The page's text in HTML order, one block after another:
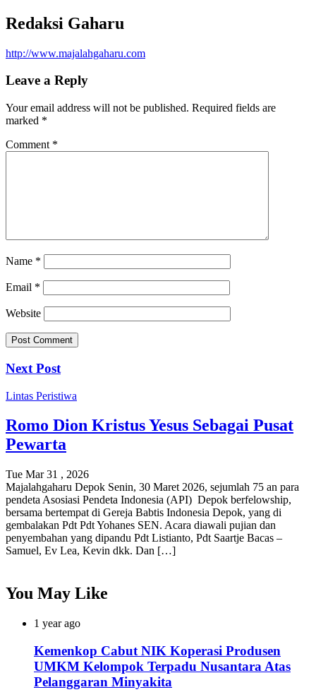
Redaksi Gaharu
http://www.majalahgaharu.com
Leave a Reply
Your email address will not be published. Required fields are
marked *
Comment *
Name *
Email *
Website
Next Post
Lintas Peristiwa
Romo Dion Kristus Yesus Sebagai Pusat
Pewarta
Tue Mar 31 , 2026
Majalahgaharu Depok Senin, 30 Maret 2026, sejumlah 75 an para
pendeta Asosiasi Pendeta Indonesia (API) Depok berfelowship,
bersama bertempat di Gereja Babtis Indonesia Depok, yang di
gembalakan Pdt Pdt Yohanes SEN. Acara diawali pujian dan
penyembahan yang dipandu Pdt Listianto, Pdt Saartje Bacas –
Samuel, Ev Lea, Kevin dkk. Dan […]
You May Like
1 year ago
Kemenkop Cabut NIK Koperasi Produsen
UMKM Kelompok Terpadu Nusantara Atas
Pelanggaran Minyakita